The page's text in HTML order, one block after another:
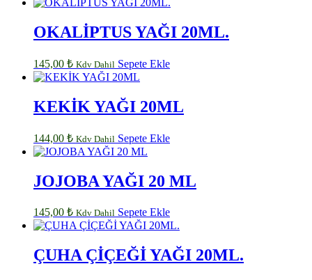
OKALİPTUS YAĞI 20ML.
145,00 ₺ Kdv Dahil Sepete Ekle
KEKİK YAĞI 20ML
144,00 ₺ Kdv Dahil Sepete Ekle
JOJOBA YAĞI 20 ML
145,00 ₺ Kdv Dahil Sepete Ekle
ÇUHA ÇİÇEĞİ YAĞI 20ML.